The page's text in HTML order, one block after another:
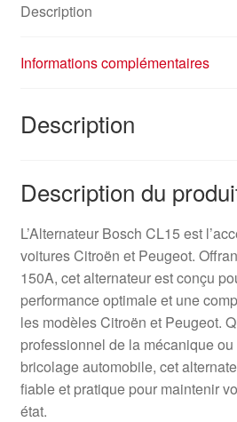
Description
Informations complémentaires
Description
Description du
L’Alternateur Bosch CL15 est
voitures Citroën et Peugeot.
150A, cet alternateur est conçu
performance optimale et une
les modèles Citroën et Peugeot.
professionnel de la mécanique
bricolage automobile, cet
fiable et pratique pour maintenir
état.